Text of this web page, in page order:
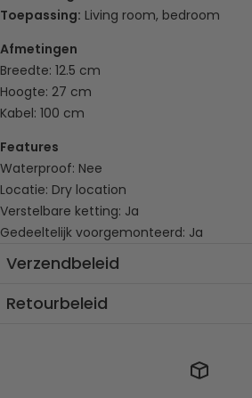
Toepassing: Living room, bedroom
Afmetingen
Breedte: 12.5 cm
Hoogte: 27 cm
Kabel: 100 cm
Features
Waterproof: Nee
Locatie: Dry location
Verstelbare ketting: Ja
Gedeeltelijk voorgemonteerd: Ja
Verzendbeleid
Verzendmethode & Levertijd
Wij maken gebruik van internationale
(ongeveer 10 dagen),
bestemming en de douaneafhandeling.
Retourbeleid
je 30 dagen na ontvangst van je